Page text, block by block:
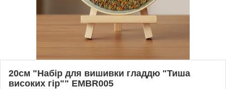
20см "Набір для вишивки гладдю "Тиша
високих гір"" EMBR005